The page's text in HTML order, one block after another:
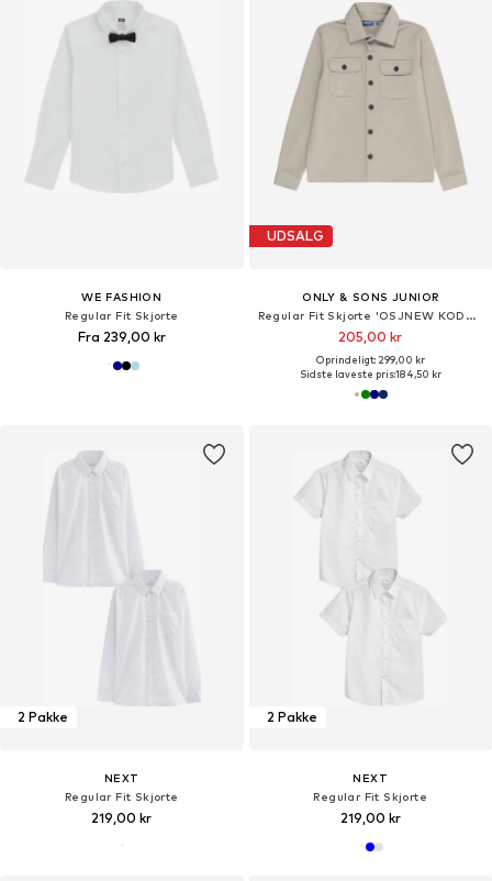
WE FASHION
Regular Fit Skjorte
Fra 239,00 kr
UDSALG
ONLY & SONS JUNIOR
Regular Fit Skjorte 'OSJNEW KODYL'
205,00 kr
Oprindeligt: 299,00 kr
Sidste laveste pris:184,50 kr
2 Pakke
NEXT
Regular Fit Skjorte
219,00 kr
2 Pakke
NEXT
Regular Fit Skjorte
219,00 kr